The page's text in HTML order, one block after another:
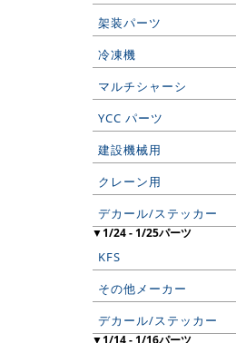
架装パーツ
冷凍機
マルチシャーシ
YCC パーツ
建設機械用
クレーン用
デカール/ステッカー
▼1/24 - 1/25パーツ
KFS
その他メーカー
デカール/ステッカー
▼1/14 - 1/16パーツ